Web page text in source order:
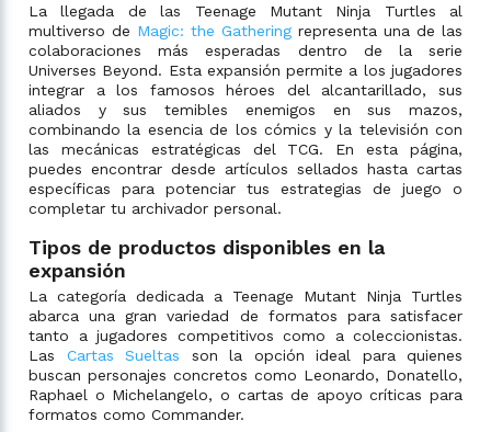
La llegada de las Teenage Mutant Ninja Turtles al
multiverso de Magic: the Gathering representa una de las
colaboraciones más esperadas dentro de la serie
Universes Beyond. Esta expansión permite a los jugadores
integrar a los famosos héroes del alcantarillado, sus
aliados y sus temibles enemigos en sus mazos,
combinando la esencia de los cómics y la televisión con
las mecánicas estratégicas del TCG. En esta página,
puedes encontrar desde artículos sellados hasta cartas
específicas para potenciar tus estrategias de juego o
completar tu archivador personal.
Tipos de productos disponibles en la
expansión
La categoría dedicada a Teenage Mutant Ninja Turtles
abarca una gran variedad de formatos para satisfacer
tanto a jugadores competitivos como a coleccionistas.
Las Cartas Sueltas son la opción ideal para quienes
buscan personajes concretos como Leonardo, Donatello,
Raphael o Michelangelo, o cartas de apoyo críticas para
formatos como Commander.